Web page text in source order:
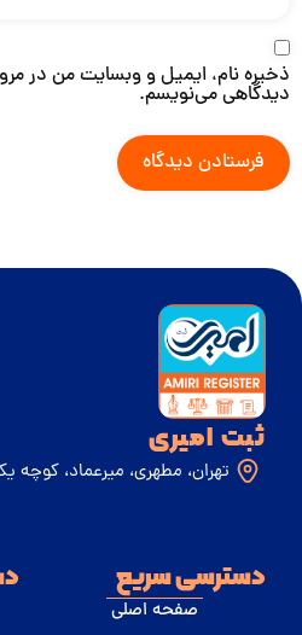
ذخیره نام، ایمیل و وبسایت من در
دیدگاهی می‌نویسم.
ثبت امیری
تهران، مطهری، میرعماد، کوچه یکم،
دسترسی سریع
صفحه اصلی